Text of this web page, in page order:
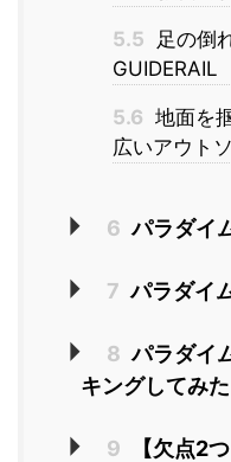
5.5
足の倒
GUIDERAIL
5.6 地面を
広いアウト
6 パラダイ
7 パラダイ
8 パラダイ
キングしてみた
9
【欠点2